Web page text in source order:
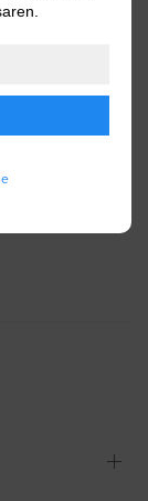
IN